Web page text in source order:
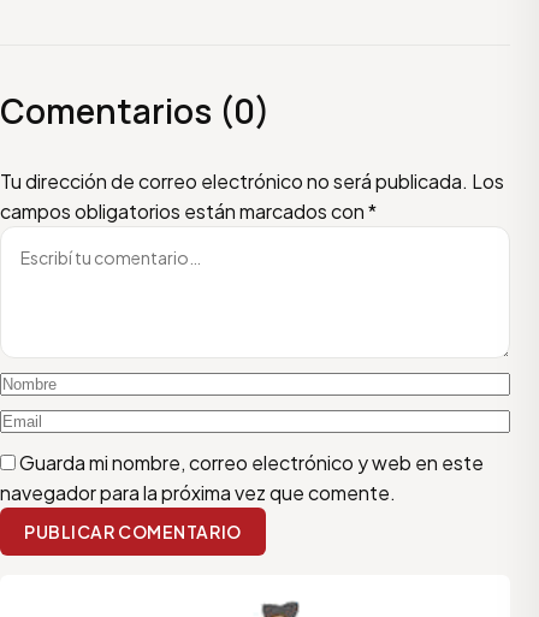
Comentarios (0)
Tu dirección de correo electrónico no será publicada. Los
campos obligatorios están marcados con*
Escribí tu comentario
Nombre
Email
Guarda mi nombre, correo electrónico y web en este
navegador para la próxima vez que comente.
PUBLICAR COMENTARIO